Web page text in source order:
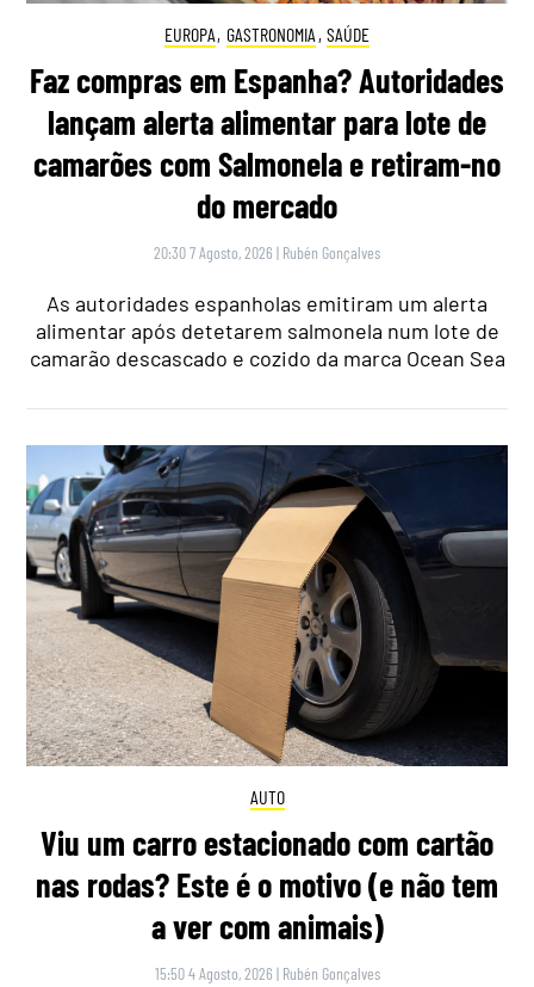
EUROPA, GASTRONOMIA , SAÚDE
Faz compras em Espanha? Autoridades
lançam alerta alimentar para lote de
camarões com Salmonela e retiram-no
do mercado
20:30 7 Agosto, 2026 | Rubén Gonçalves
As autoridades espanholas emitiram um alerta
alimentar após detetarem salmonela num lote de
camarão descascado e cozido da marca Ocean Sea
AUTO
Viu um carro estacionado com cartão
nas rodas? Este é o motivo (e não tem
a ver com animais)
15:50 4 Agosto, 2026 | Rubén Gonçalves